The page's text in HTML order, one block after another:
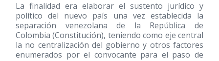
La finalidad era elaborar el sustento jurídico y
político del nuevo país una vez establecida la
separación venezolana de la República de
Colombia (Constitución), teniendo como eje central
la no centralización del gobierno y otros factores
enumerados por el convocante para el paso de